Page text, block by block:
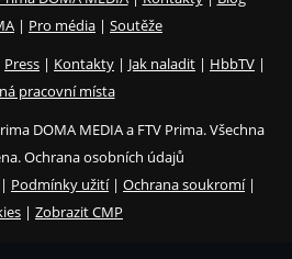
| Pro média | Soutěže
Press | Kontakty | Jak naladit | HbbTV |
pracovní místa
DOMA MEDIA a FTV Prima. Všechna
Ochrana osobních údajů
| Podmínky užití| Ochrana soukromí|
| Zobrazit CMP